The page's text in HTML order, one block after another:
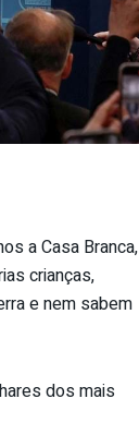
a Casa Branca,
crianças,
e nem sabem
dos mais